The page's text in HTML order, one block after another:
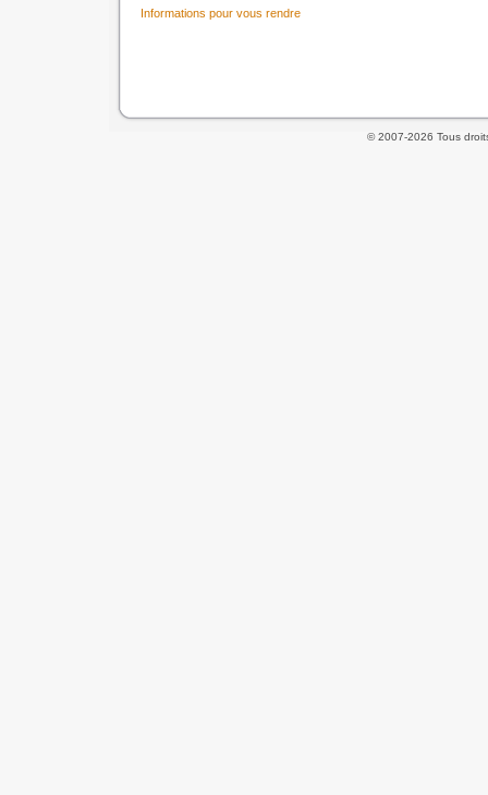
Informations pour vous rendre
© 2007-2026 Tous